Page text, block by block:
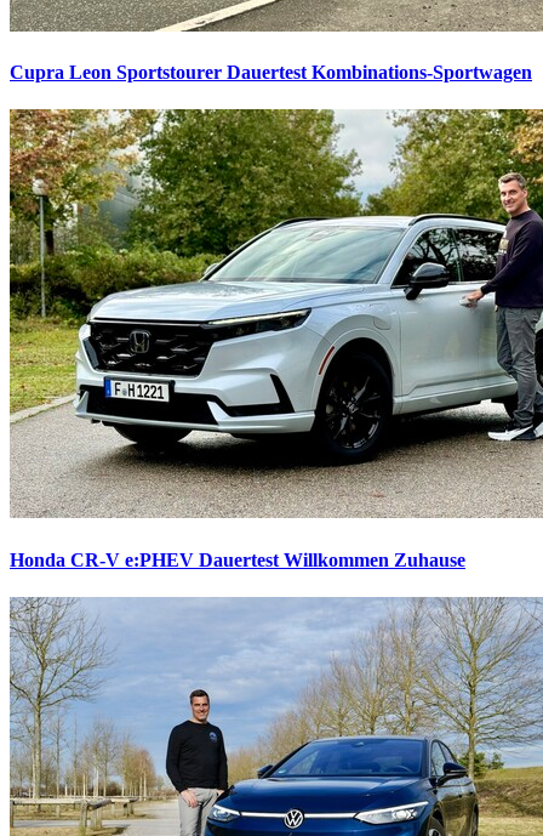
Cupra Leon Sportstourer Dauertest Kombinations-Sportwagen
Honda CR-V e:PHEV Dauertest Willkommen Zuhause